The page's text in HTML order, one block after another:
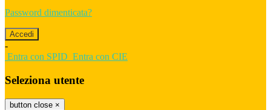
Password dimenticata?
-
Entra con SPID Entra con CIE
Seleziona utente
button close ×